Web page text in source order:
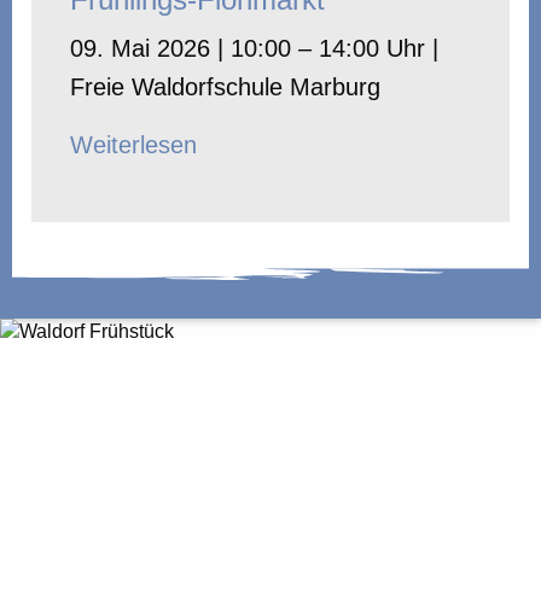
09. Mai 2026 | 10:00 – 14:00 Uhr |
Freie Waldorfschule Marburg
Weiterlesen